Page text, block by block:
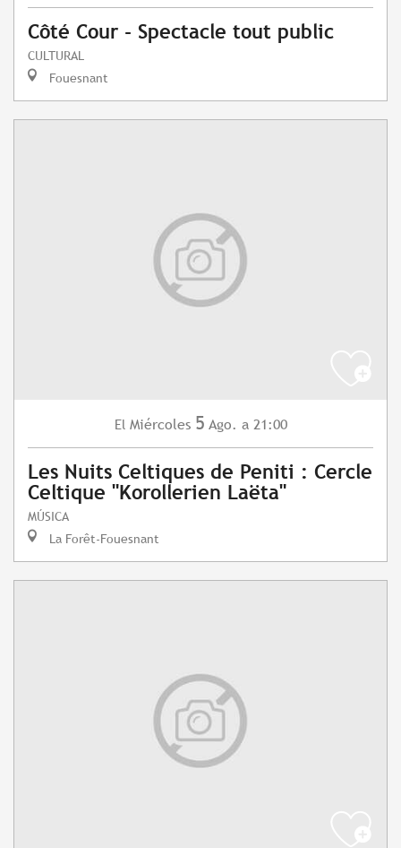
Côté Cour - Spectacle tout public
CULTURAL
Fouesnant
El Miércoles 5 Ago. a 21:00
Les Nuits Celtiques de Peniti : Cercle
Celtique "Korollerien Laëta"
MÚSICA
La Forêt-Fouesnant